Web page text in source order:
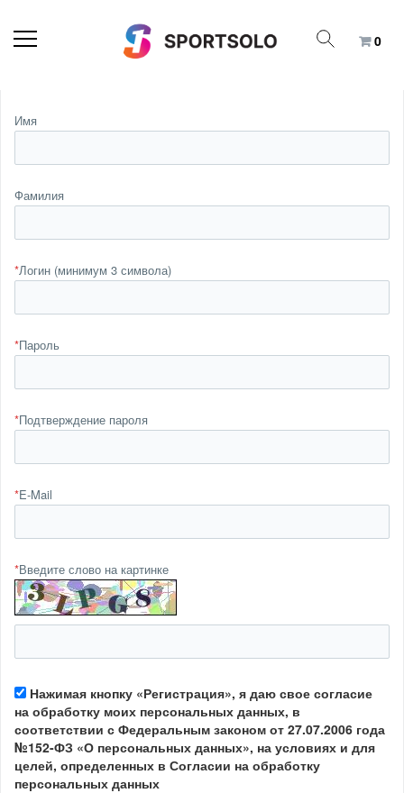
0
Имя
Фамилия
*Логин (минимум 3 символа)
*Пароль
*Подтверждение пароля
*E-Mail
*Введите слово на картинке
Нажимая кнопку «Регистрация», я даю свое согласие
на обработку моих персональных данных, в
соответствии с Федеральным законом от 27.07.2006 года
№152-ФЗ «О персональных данных», на условиях и для
целей, определенных в Согласии на обработку
персональных данных